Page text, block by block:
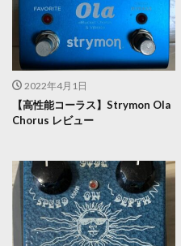
2022年4月1日
【高性能コーラス】Strymon Ola
Chorus レビュー